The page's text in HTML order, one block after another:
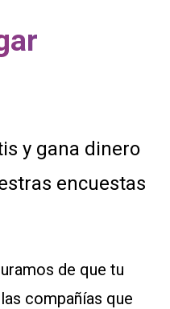
y gana dinero
encuestas
de que tu
compañías que